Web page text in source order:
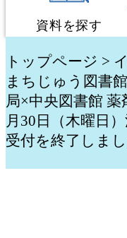
資料を探す
蔵書検
新着資
テーマ
トップページ >
まちじゅう図書
局×中央図書館
月30日（木曜日
受付を終了しまし